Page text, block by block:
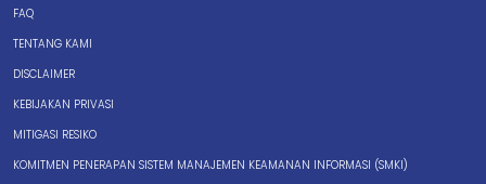
FAQ
TENTANG KAMI
DISCLAIMER
KEBIJAKAN PRIVASI
MITIGASI RESIKO
KOMITMEN PENERAPAN SISTEM MANAJEMEN KEAMANAN INFORMASI (SMKI)